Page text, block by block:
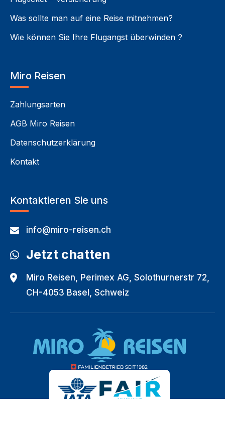
Was sollte man auf eine Reise mitnehmen?
Wie können Sie Ihre Flugangst überwinden ?
Miro Reisen
Zahlungsarten
AGB Miro Reisen
Datenschutzerklärung
Kontakt
Kontaktieren Sie uns
info@miro-reisen.ch
Jetzt chatten
Miro Reisen, Perimex AG, Solothurnerstr 72,
CH-4053 Basel, Schweiz